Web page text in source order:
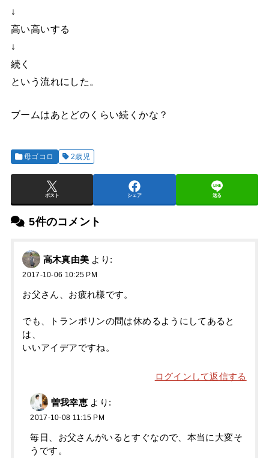
↓
高い高いする
↓
続く
という流れにした。
ブームはあとどのくらい続くかな？
母ゴコロ 2歳児
ポスト シェア 送る
5件のコメント
高木真由美 より:
2017-10-06 10:25 PM
お父さん、お疲れ様です。
でも、トランポリンの間は休めるようにしてあると
は、
いいアイデアですね。
ログインして返信する
曽我幸恵 より:
2017-10-08 11:15 PM
毎日、お父さんがいるとすぐなので、本当に大変そ
うです。